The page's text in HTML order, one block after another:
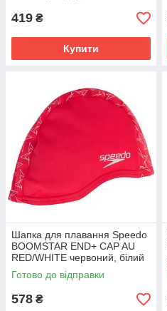
419 ₴
Купити
Шапка для плавання Speedo
BOOMSTAR END+ CAP AU
RED/WHITE червоний, білий
Унісекс OSFM 8-12239C352
Готово до відправки
578 ₴